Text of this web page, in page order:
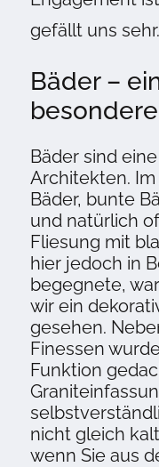
gefällt uns sehr.
Bäder –
Bäder sind
Architekten.
Bäder, bunte
und natürlich
Fliesung mit
hier jedoch in
begegnete,
wir ein
gesehen.
Finessen
Funktion
nicht gleich
wenn Sie aus